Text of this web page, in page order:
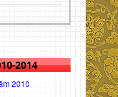
2014
2010